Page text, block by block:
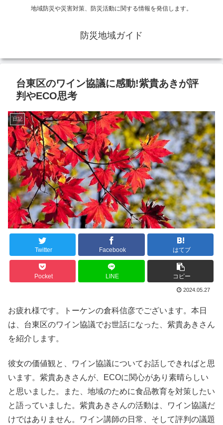
地域防災や災害対策、防災活動に関する情報を発信します。
防災地域ガイド
台東区のワイン協議に感動!紫貴あきが評
判やECO思考
日記
Twitter Facebook はてブ
Pocket LINE コピー
2024.05.27
お疲れ様です。トーケンの倉科信彦でございます。本日
は、台東区のワイン協議でお世話になった、紫貴あきさん
を紹介します。
彼女の価値観と、ワイン協議についてお話しできればと思
います。紫貴あきさんが、ECOに関心があり素晴らしい
と思いました。また、地域のために食品教育を対策したい
と語っていました。紫貴あきさんの活動は、ワイン協議だ
けではありません。ワイン講師の日常、そして評判の議題